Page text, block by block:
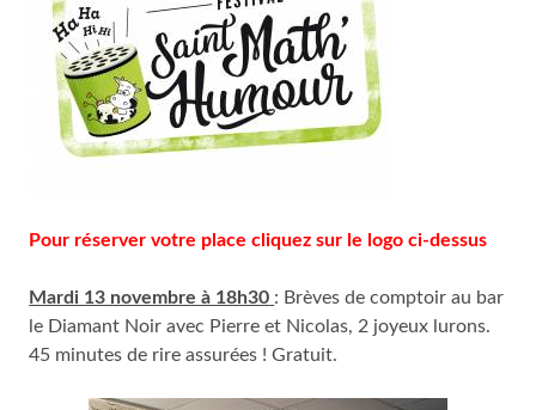
Pour réserver votre place cliquez sur le logo ci-dessus
Mardi 13 novembre à 18h30 : Brèves de comptoir au bar
le Diamant Noir avec Pierre et Nicolas, 2 joyeux lurons.
45 minutes de rire assurées ! Gratuit.